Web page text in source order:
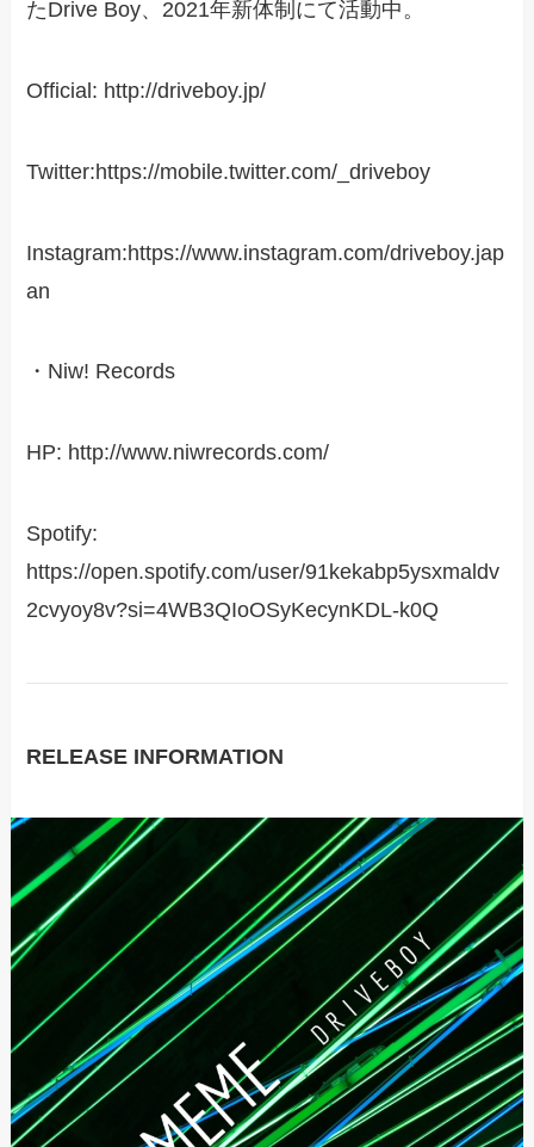
たDrive Boy、2021年新体制にて活動中。
Official: http://driveboy.jp/
Twitter:https://mobile.twitter.com/_driveboy
Instagram:https://www.instagram.com/driveboy.jap
an
・Niw! Records
HP: http://www.niwrecords.com/
Spotify:
https://open.spotify.com/user/91kekabp5ysxmaldv
2cvyoy8v?si=4WB3QIoOSyKecynKDL-k0Q
RELEASE INFORMATION